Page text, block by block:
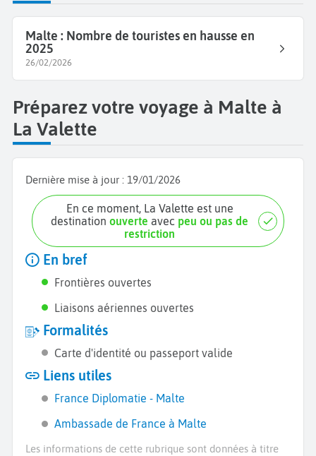
Malte : Nombre de touristes en hausse en
2025
26/02/2026
Préparez votre voyage à Malte à
La Valette
Dernière mise à jour : 19/01/2026
En ce moment, La Valette est une
destinationouverte avec peu ou pas de
restriction
En bref
Frontières ouvertes
Liaisons aériennes ouvertes
Formalités
Carte d'identité ou passeport valide
Liens utiles
France Diplomatie - Malte
Ambassade de France à Malte
Les informations de cette rubrique sont données à titre